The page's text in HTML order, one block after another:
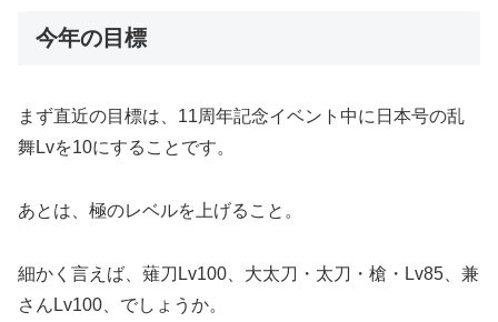
今年の目標
まず直近の目標は、11周年記念イベント中に日本号の乱
舞Lvを10にすることです。
あとは、極のレベルを上げること。
細かく言えば、薙刀Lv100、大太刀・太刀・槍・Lv85、兼
さんLv100、でしょうか。